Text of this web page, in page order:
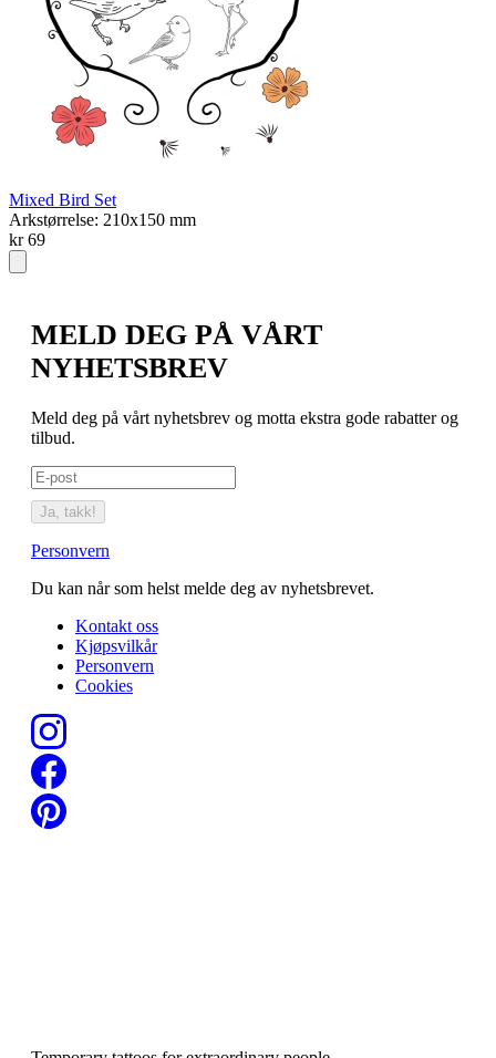
Mixed Bird Set
Arkstørrelse: 210x150 mm
kr 69
MELD DEG PÅ VÅRT
NYHETSBREV
Meld deg på vårt nyhetsbrev og motta ekstra gode rabatter og
tilbud.
Ja, takk!
Personvern
Du kan når som helst melde deg av nyhetsbrevet.
Kontakt oss
Kjøpsvilkår
Personvern
Cookies